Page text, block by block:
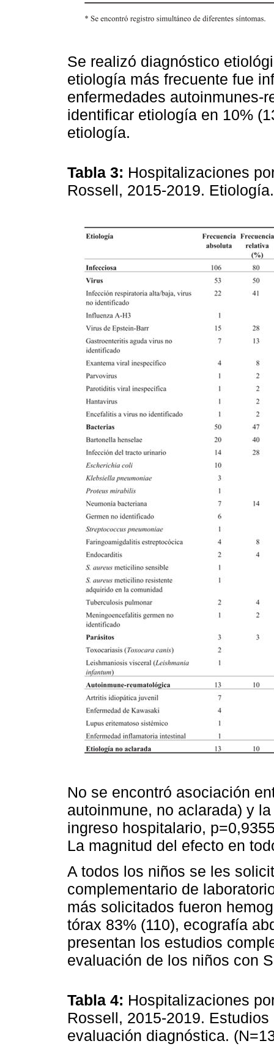
Se realizó diagnóstico
etiología más frecuente fue
enfermedades autoinmunes-
identificar etiología en 10%
etiología.
Tabla 3: Hospitalizaciones
Rossell, 2015-2019.
No se encontró asociación
autoinmune, no aclarada) y
ingreso hospitalario,
La magnitud del efecto en
A todos los niños se les
complementario de
más solicitados fueron
tórax 83% (110), ecografía
presentan los estudios
evaluación de los niños con
Tabla 4: Hospitalizaciones
Rossell, 2015-2019.
evaluación diagnóstica.